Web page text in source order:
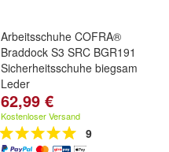
Arbeitsschuhe COFRA®
Braddock S3 SRC BGR191
Sicherheitsschuhe biegsam
Leder
62,99 €
Kostenloser Versand
9